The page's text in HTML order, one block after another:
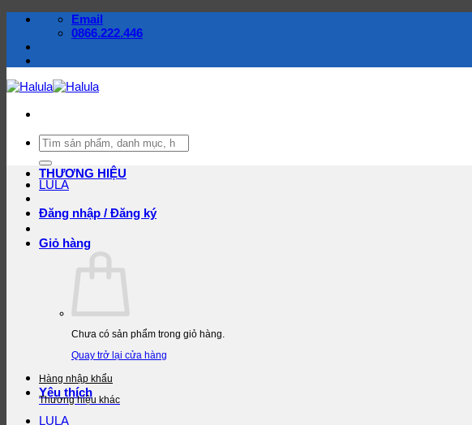
dung
Email
0866.222.446
Tìm
kiếm:
LULA
Đăng nhập / Đăng ký
Giỏ hàng
Chưa có sản phẩm trong giỏ hàng.
Quay trở lại cửa hàng
Yêu thích
LULA
THƯƠNG HIỆU
Hàng nhập khẩu
Thương hiệu khác